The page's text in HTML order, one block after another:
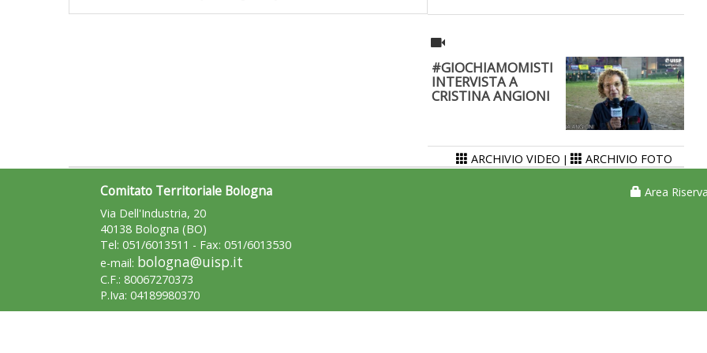
#GIOCHIAMOMISTI
INTERVISTA A
CRISTINA ANGIONI
ARCHIVIO VIDEO | ARCHIVIO FOTO
Comitato Territoriale Bologna
Via Dell'Industria, 20
40138 Bologna (BO)
Tel: 051/6013511 - Fax: 051/6013530
e-mail: bologna@uisp.it
C.F.: 80067270373
P.Iva: 04189980370
Area